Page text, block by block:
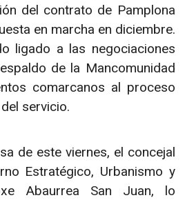
del contrato de Pamplona
en marcha en diciembre.
ligado a las negociaciones
de la Mancomunidad
comarcanos al proceso
servicio.
de este viernes, el concejal
Estratégico, Urbanismo y
Abaurrea San Juan, lo